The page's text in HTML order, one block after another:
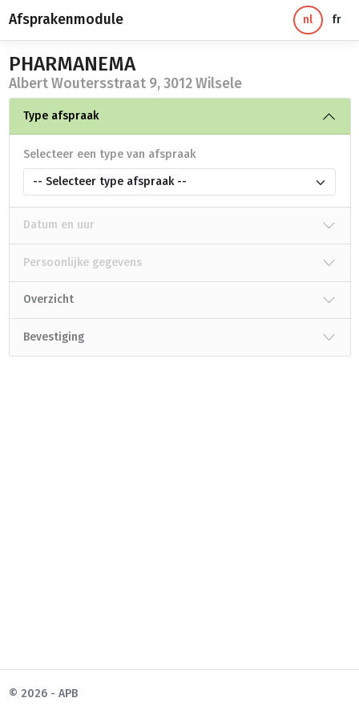
Afsprakenmodule nl fr
PHARMANEMA
Albert Woutersstraat 9, 3012 Wilsele
Type afspraak
Selecteer een type van afspraak
-- Selecteer type afspraak --
Datum en uur
Persoonlijke gegevens
Overzicht
Bevestiging
© 2026 - APB